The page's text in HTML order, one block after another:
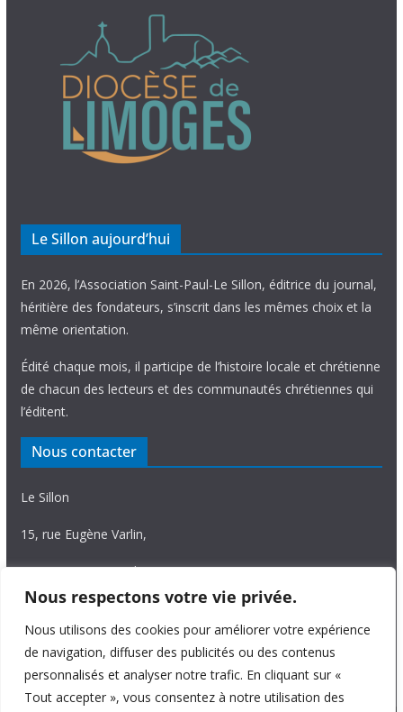
Nous respectons votre vie privée.
Nous utilisons des cookies pour améliorer votre expérience
de navigation, diffuser des publicités ou des contenus
personnalisés et analyser notre trafic. En cliquant sur «
Tout accepter », vous consentez à notre utilisation des
Le Sillon aujourd’hui
En 2026, l’Association Saint-Paul-Le Sillon, éditrice du journal,
héritière des fondateurs, s’inscrit dans les mêmes choix et la
même orientation.
Édité chaque mois, il participe de l’histoire locale et chrétienne
de chacun des lecteurs et des communautés chrétiennes qui
l’éditent.
Nous contacter
Le Sillon
15, rue Eugène Varlin,
87036 Limoges Cedex.
Tél. 05 55 06 14 15
Nous écrire